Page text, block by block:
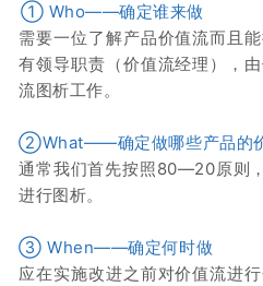
① Who——确定谁来做
需要一位了解产品价值流而且
有领导职责（价值流经理），
流图析工作。
②What——确定做哪些产品的
通常我们首先按照80—20原则
进行图析。
③ When——确定何时做
应在实施改进之前对价值流进